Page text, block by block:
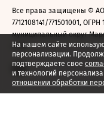
На нашем сайте
персонализации.
подтверждаете свое
и технологий
отношении обработки
Все права защищены ©
7712108141/771501001, ОГРН
муниципальный округ
2026